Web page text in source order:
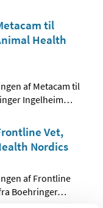
til
Health
af Metacam til
Ingelheim…
Vet,
Nordics
af Frontline
Boehringer…